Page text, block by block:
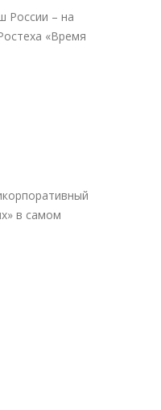
России – на
«Время
в самом